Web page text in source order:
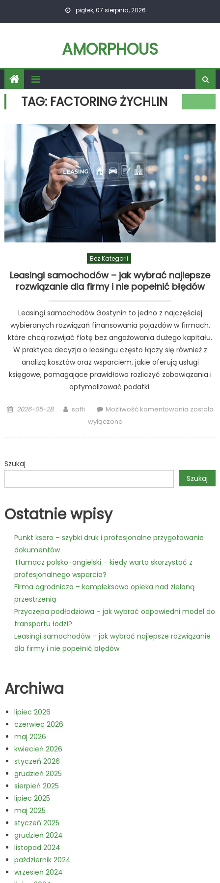
piątek, 07 sierpnia, 2026
AMORPHOUS
TAG: FACTORING ŻYCHLIN
Bez Kategorii
Leasingi samochodów – jak wybrać najlepsze
rozwiązanie dla firmy i nie popełnić błędów
Leasingi samochodów Gostynin to jedno z najczęściej
wybieranych rozwiązań finansowania pojazdów w firmach,
które chcą rozwijać flotę bez angażowania dużego kapitału.
W praktyce decyzja o leasingu często łączy się również z
analizą kosztów oraz wsparciem, jakie oferują usługi
księgowe, pomagające prawidłowo rozliczyć zobowiązania i
optymalizować podatki.
Posted
2026-05-28 Author
softi Możliwość komentowania Leasingi
dla
popełnić
została
wyłączona
Szukaj
Szukaj
Ostatnie wpisy
Punkt ksero – szybki druk i profesjonalne przygotowanie
dokumentów
Tłumacz polsko-angielski – kiedy warto skorzystać z
profesjonalnego wsparcia?
Firma ogrodnicza – kompleksowa opieka nad zieloną
przestrzenią
Przyczepa podłodziowa – jak wybrać odpowiedni model do
transportu łodzi?
Leasingi samochodów – jak wybrać najlepsze rozwiązanie
dla firmy i nie popełnić błędów
Archiwa
lipiec 2026
czerwiec 2026
maj 2026
kwiecień 2026
styczeń 2026
grudzień 2025
sierpień 2025
lipiec 2025
maj 2025
styczeń 2025
grudzień 2024
listopad 2024
październik 2024
wrzesień 2024